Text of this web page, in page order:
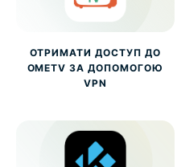
ОТРИМАТИ ДОСТУП ДО
OMETV ЗА ДОПОМОГОЮ
VPN